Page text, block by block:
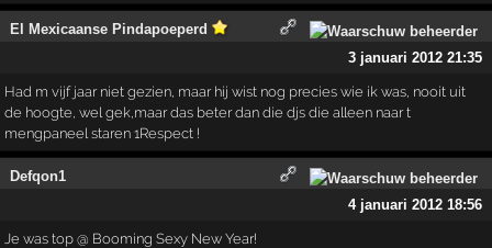
El Mexicaanse Pindapoeperd
3 januari 2012 21:35
Had m vijf jaar niet gezien, maar hij wist nog precies wie ik was, nooit uit
de hoogte, wel gek,maar das beter dan die djs die alleen naar t
mengpaneel staren 1Respect !
Defqon1
4 januari 2012 18:56
Je was top @ Booming Sexy New Year!